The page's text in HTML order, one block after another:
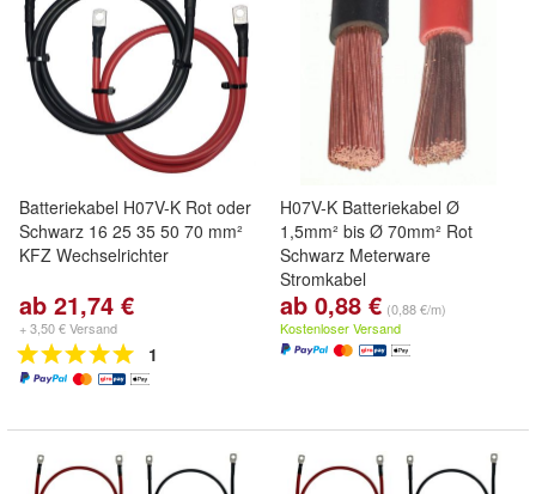
Batteriekabel H07V-K Rot oder
Schwarz 16 25 35 50 70 mm²
KFZ Wechselrichter
ab 21,74 €
+ 3,50 € Versand
1
H07V-K Batteriekabel Ø
1,5mm² bis Ø 70mm² Rot
Schwarz Meterware
Stromkabel
ab 0,88 € (0,88 €/m)
Kostenloser Versand